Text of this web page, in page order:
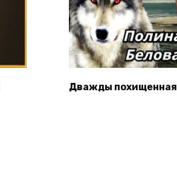
Дважды похищенная